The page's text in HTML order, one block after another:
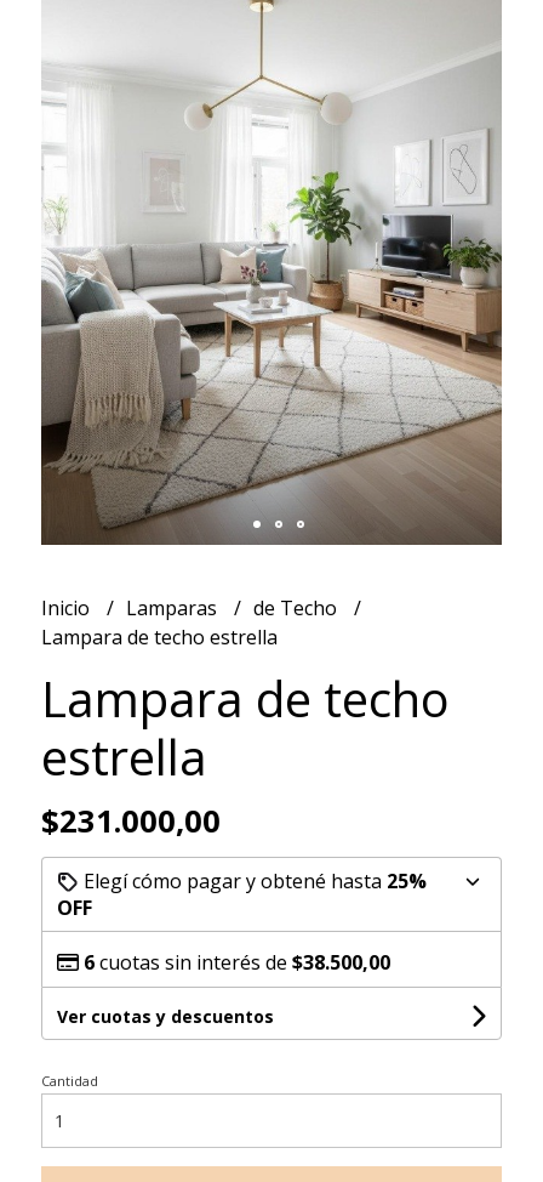
Inicio Lamparas
de Techo
Lampara de techo estrella
Lampara de techo
estrella
$231.000,00
Elegí cómo pagar y obtené hasta 25%
OFF
6cuotas sin interés de $38.500,00
Ver cuotas y descuentos
Cantidad